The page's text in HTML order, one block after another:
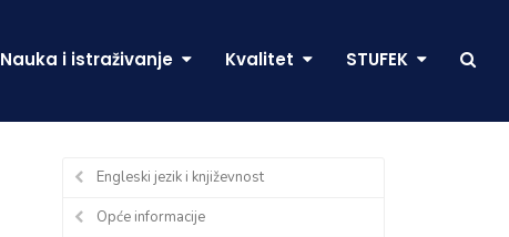
Nauka i istraživanje Kvalitet STUFEK
Engleski jezik i književnost
Opće informacije